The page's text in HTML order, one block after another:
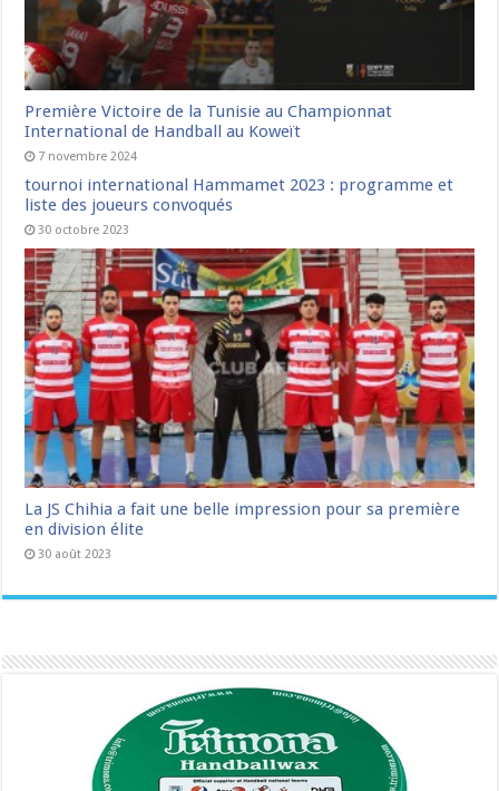
Première Victoire de la Tunisie au Championnat
International de Handball au Koweït
7 novembre 2024
tournoi international Hammamet 2023 : programme et
liste des joueurs convoqués
30 octobre 2023
La JS Chihia a fait une belle impression pour sa première
en division élite
30 août 2023